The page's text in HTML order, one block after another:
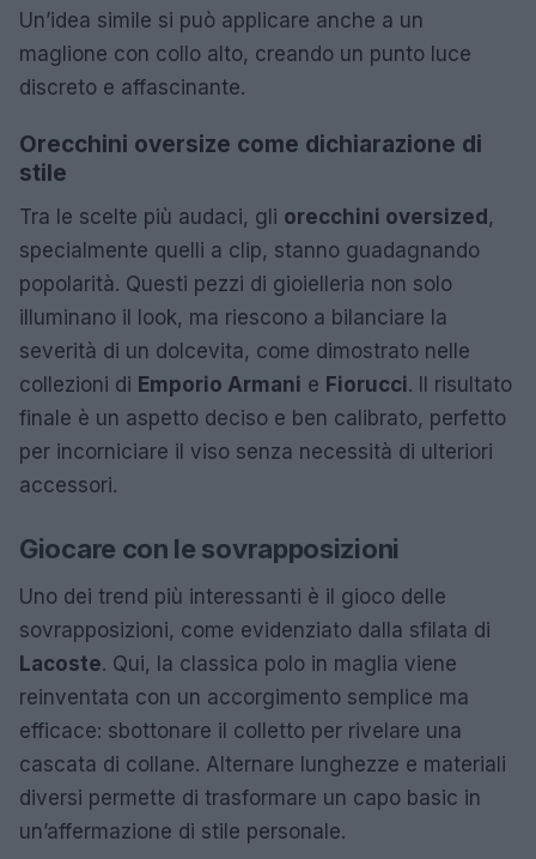
Un’idea simile si può applicare anche a un
maglione con collo alto, creando un punto luce
discreto e affascinante.
Orecchini oversize come dichiarazione di
stile
Tra le scelte più audaci, gli orecchini oversized,
specialmente quelli a clip, stanno guadagnando
popolarità. Questi pezzi di gioielleria non solo
illuminano il look, ma riescono a bilanciare la
severità di un dolcevita, come dimostrato nelle
collezioni di Emporio Armani e Fiorucci. Il risultato
finale è un aspetto deciso e ben calibrato, perfetto
per incorniciare il viso senza necessità di ulteriori
accessori.
Giocare con le sovrapposizioni
Uno dei trend più interessanti è il gioco delle
sovrapposizioni, come evidenziato dalla sfilata di
Lacoste. Qui, la classica polo in maglia viene
reinventata con un accorgimento semplice ma
efficace: sbottonare il colletto per rivelare una
cascata di collane. Alternare lunghezze e materiali
diversi permette di trasformare un capo basic in
un’affermazione di stile personale.